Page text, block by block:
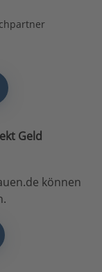
Geld
können